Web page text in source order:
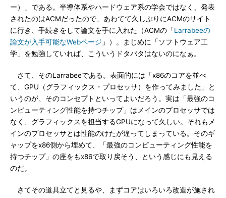
ー）」である。半導体系やハードウェア系の学会ではなく、発表
されたのはACMだったので、あわてて久しぶりにACMのサイト
に行き、手続きをして論文を手に入れた（ACMの「Larrabeeの
論文が入手可能なWebページ 」）。まじめに「ソフトウェア工
学」を勉強していれば、こういうドタバタはないのになぁ。
さて、そのLarrabeeである。表面的には「x86のコアを並べ
て、GPU（グラフィックス・プロセッサ）を作ってみました」と
いうのが、そのコンセプトといってよいだろう。実は「最強のコ
ンピューティング性能を持つチップ」はメインのプロセッサでは
なく、グラフィックスを担当するGPUになって久しい。それもメ
インのプロセッサとは性能のけたが違ってしまっている。そのギ
ャップをx86側から埋めて、「最強のコンピューティング性能を
持つチップ」の座をもx86で取り戻そう、という感じにも見える
のだ。
さてその道具立てと見るや、まずコアはいろいろ改造が施され